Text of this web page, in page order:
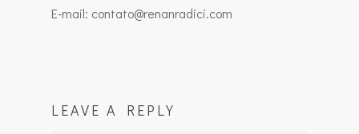
E-mail: contato@renanradici.com
LEAVE A REPLY